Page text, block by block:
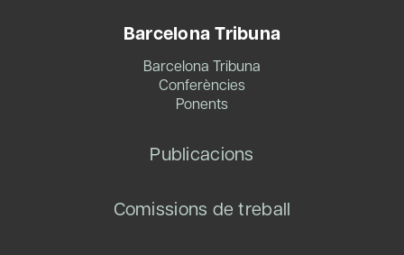
Barcelona Tribuna
Barcelona Tribuna
Conferències
Ponents
Publicacions
Comissions de treball